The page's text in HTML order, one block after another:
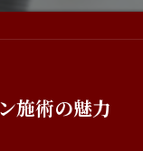
施術の魅力